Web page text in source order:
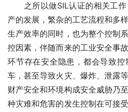
之所以做SIL认证的相关工作
产的发展，繁杂的工艺流程和多
生产效率的同时，也为整个控制
控因素，伴随而来的工业安全事
环节存在安全隐患，都会导致
车，甚至导致火灾、爆炸、泄露
财产安全和环境构成安全威胁乃
种灾难和危害的发生控制在可接